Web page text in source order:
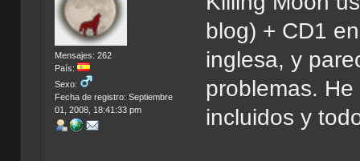
Mensajes: 262
País:
Sexo:
Fecha de registro: Septiembre
01, 2008, 18:41:33 pm
blog) + CD1
inglesa, y
problemas.
incluidos y